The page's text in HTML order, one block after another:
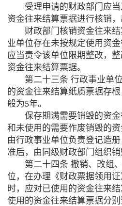
受理申请的财政部门应当
资金往来结算票据进行核销
财政部门核销资金往来结
业单位存在未按规定使用资金
应当责令该单位限期整改，
资金往来结算票据。
第二十三条 行政事业单位
的资金往来结算纸质票据存
般为5年。
保存期满需要销毁的资金
和未使用的需要作废销毁的资
由行政事业单位负责登记造
准后，由同级财政部门组织销
第二十四条 撤销、改组、
位，在办理《财政票据领用
时，应对已使用的资金往来
使用的资金往来结算票据分